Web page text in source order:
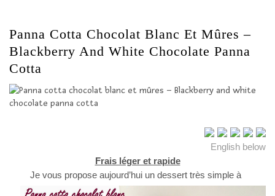
Panna Cotta Chocolat Blanc Et Mûres –
Blackberry And White Chocolate Panna
Cotta
English below
Frais léger et rapide
Je vous propose aujourd’hui un dessert très simple à